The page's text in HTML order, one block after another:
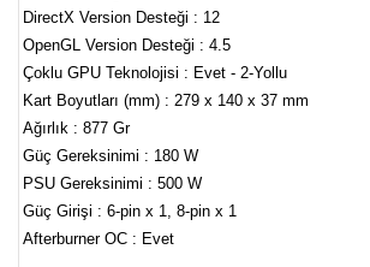
DirectX Version Desteği : 12
OpenGL Version Desteği : 4.5
Çoklu GPU Teknolojisi : Evet - 2-Yollu
Kart Boyutları (mm) : 279 x 140 x 37 mm
Ağırlık : 877 Gr
Güç Gereksinimi : 180 W
PSU Gereksinimi : 500 W
Güç Girişi : 6-pin x 1, 8-pin x 1
Afterburner OC : Evet